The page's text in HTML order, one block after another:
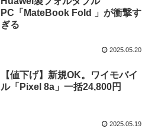
PC「MateBook Fold 」が衝撃す
ぎる
2025.05.20
【値下げ】新規OK。ワイモバイ
ル「Pixel 8a」一括24,800円
2025.05.19